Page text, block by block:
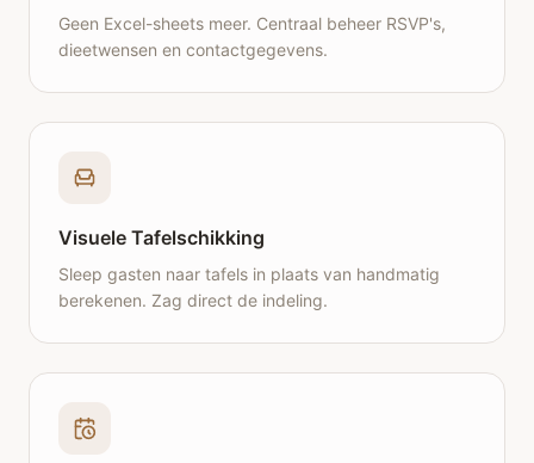
Geen Excel-sheets meer. Centraal beheer RSVP's,
dieetwensen en contactgegevens.
Visuele Tafelschikking
Sleep gasten naar tafels in plaats van handmatig
berekenen. Zag direct de indeling.